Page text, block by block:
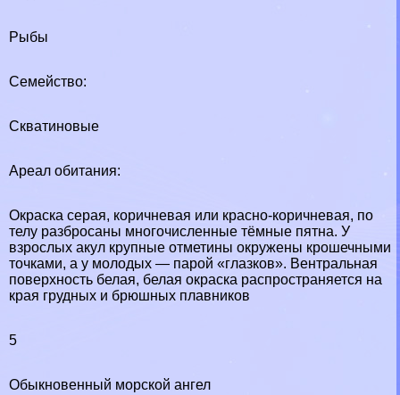
Рыбы
Семейство:
Скватиновые
Ареал обитания:
Окраска серая, коричневая или красно-коричневая, по
телу разбросаны многочисленные тёмные пятна. У
взрослых акул крупные отметины окружены крошечными
точками, а у молодых — парой «глазков». Вентральная
поверхность белая, белая окраска распространяется на
края грудных и брюшных плавников
5
Обыкновенный морской ангел